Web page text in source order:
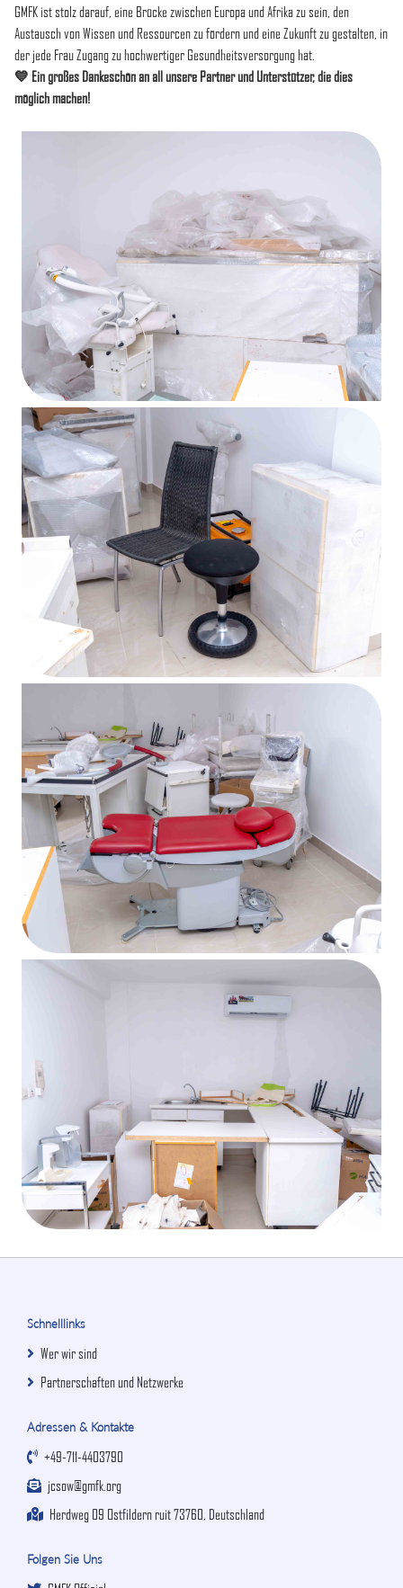
GMFK ist stolz darauf, eine Brücke zwischen Europa und Afrika zu sein, den
Austausch von Wissen und Ressourcen zu fördern und eine Zukunft zu gestalten, in
der jede Frau Zugang zu hochwertiger Gesundheitsversorgung hat.
💙 Ein großes Dankeschön an all unsere Partner und Unterstützer, die dies
möglich machen!
Schnelllinks
Wer wir sind
Partnerschaften und Netzwerke
Adressen & Kontakte
+49-711-4403790
jcsow@gmfk.org
Herdweg 09 Ostfildern ruit 73760, Deutschland
Folgen Sie Uns